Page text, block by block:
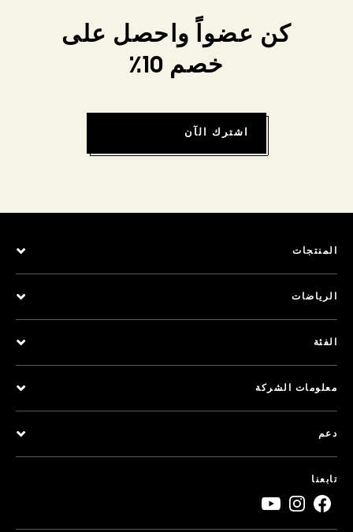
كن عضواً واحصل على
خصم 10٪
اشترك الآن
المنتجات
الرياضات
الفئة
معلومات الشركة
دعم
تابعنا